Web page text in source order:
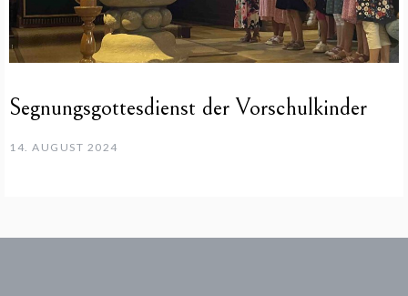
Segnungsgottesdienst der Vorschulkinder
14. AUGUST 2024